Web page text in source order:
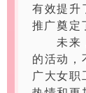
有效提升
推广奠定
未来
的活动，
广大女职